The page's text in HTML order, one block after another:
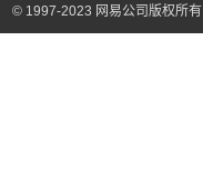
©1997-2023 网易公司版权所有